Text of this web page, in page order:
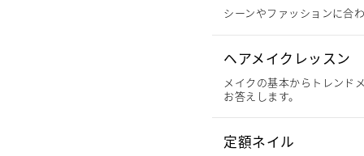
シーンやファッションに合
ヘアメイクレッスン
メイクの基本からトレンド
お答えします。
定額ネイル